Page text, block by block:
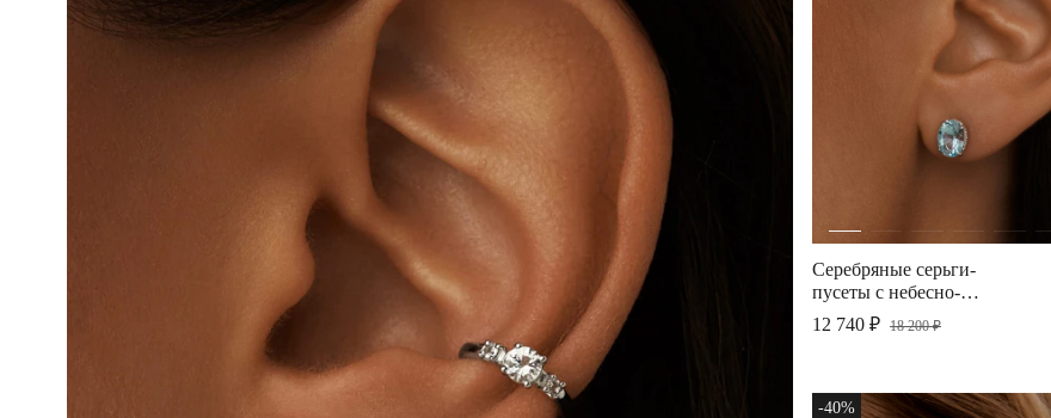
Серебряные серьги-
пусеты с небесно-
голубым топазом
12 740 ₽ 18 200 ₽
-40%